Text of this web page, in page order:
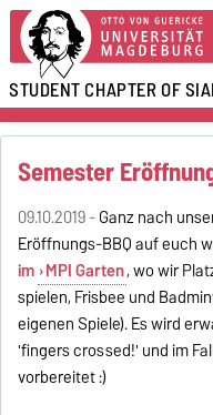
STUDENT CHAPTER OF
Semester
09.10.2019 -Ganz nach
Eröffnungs-BBQ auf euch
im MPI Garten, wo wir
spielen, Frisbee und
eigenen Spiele). Es wird
'fingers crossed!' und im
vorbereitet :)